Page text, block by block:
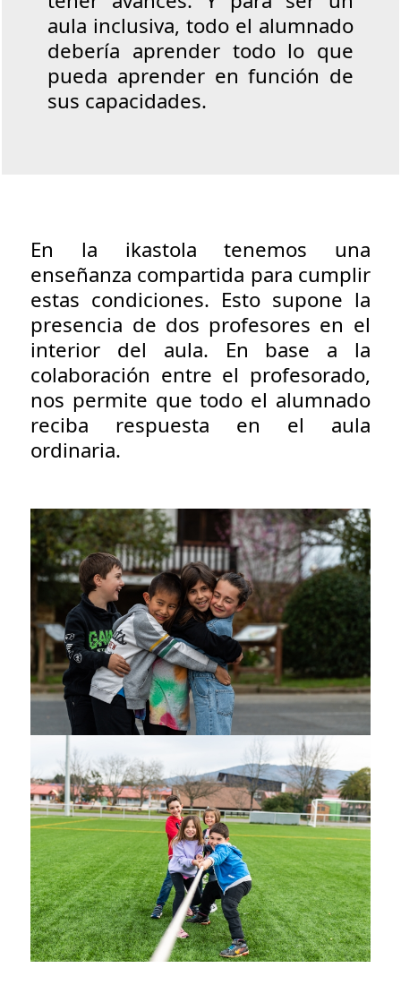
aula inclusiva, todo el alumnado
debería aprender todo lo que
pueda aprender en función de
sus capacidades.
En la ikastola tenemos una
enseñanza compartida para cumplir
estas condiciones. Esto supone la
presencia de dos profesores en el
interior del aula. En base a la
colaboración entre el profesorado,
nos permite que todo el alumnado
reciba respuesta en el aula
ordinaria.